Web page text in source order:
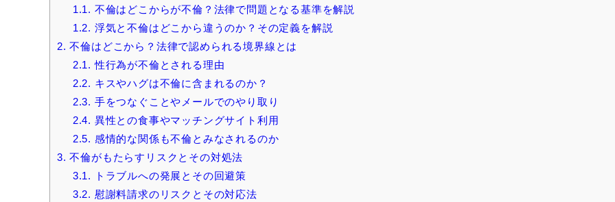
1.1. 不倫はどこからが不倫？法律で問題となる基準を解説
1.2. 浮気と不倫はどこから違うのか？その定義を解説
2. 不倫はどこから？法律で認められる境界線とは
2.1. 性行為が不倫とされる理由
2.2. キスやハグは不倫に含まれるのか？
2.3. 手をつなぐことやメールでのやり取り
2.4. 異性との食事やマッチングサイト利用
2.5. 感情的な関係も不倫とみなされるのか
3. 不倫がもたらすリスクとその対処法
3.1.
トラブルへの発展とその回避策
3.2. 慰謝料請求のリスクとその対応法